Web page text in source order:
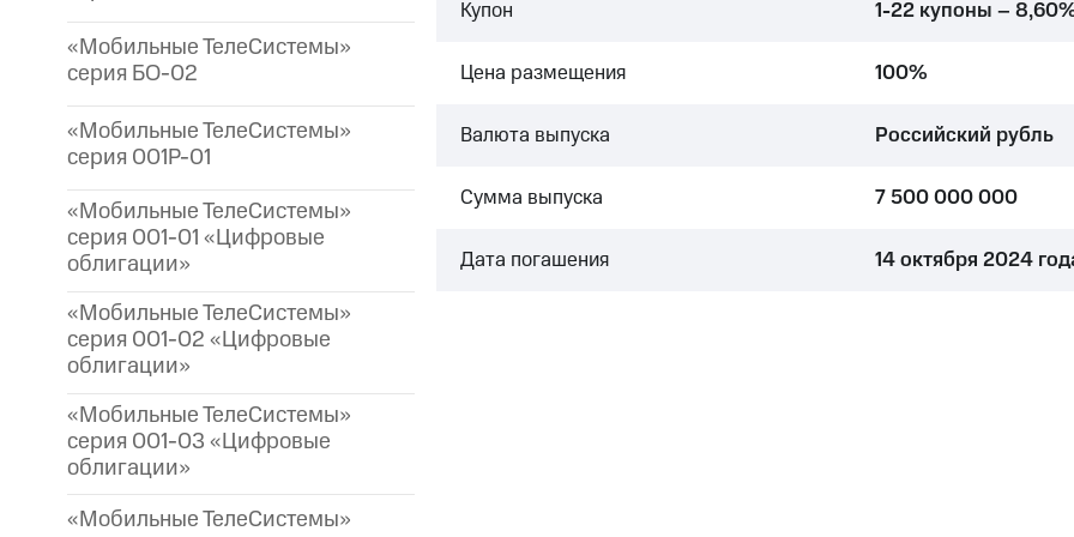
«Мобильные ТелеСистемы»
серия БО-02
«Мобильные ТелеСистемы»
серия 001P-01
«Мобильные ТелеСистемы»
серия 001-01 «Цифровые
облигации»
«Мобильные ТелеСистемы»
серия 001-02 «Цифровые
облигации»
«Мобильные ТелеСистемы»
серия 001-03 «Цифровые
облигации»
«Мобильные ТелеСистемы»
Купон 1-22 купоны –
Цена размещения 100%
Валюта выпуска Российский рубль
Сумма выпуска 7 500 000 000
Дата погашения 14 октября 2024